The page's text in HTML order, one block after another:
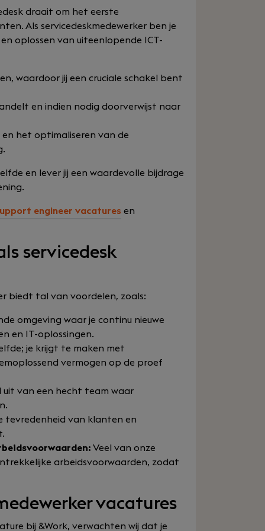
draait om het eerste
Als servicedeskmedewerker ben je
oplossen van uiteenlopende ICT-
waardoor jij een cruciale schakel bent
en indien nodig doorverwijst naar
het optimaliseren van de
en lever jij een waardevolle bijdrage
engineer vacatures en
servicedesk
biedt tal van voordelen, zoals:
omgeving waar je continu nieuwe
en IT-oplossingen.
je krijgt te maken met
vermogen op de proef
uit van een hecht team waar
tevredenheid van klanten en
Veel van onze
arbeidsvoorwaarden, zodat
vacatures
bij &Work, verwachten wij dat je